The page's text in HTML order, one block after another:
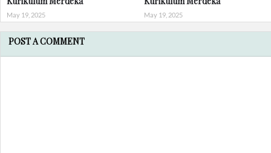
May 19, 2025 May 19, 2025
POST A COMMENT